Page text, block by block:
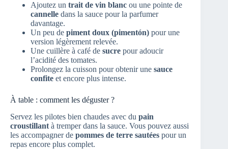
Ajoutez un trait de vin blanc ou une pointe de
cannelle dans la sauce pour la parfumer
davantage.
Un peu de piment doux (pimentón) pour une
version légèrement relevée.
Une cuillère à café de sucre pour adoucir
l’acidité des tomates.
Prolongez la cuisson pour obtenir une sauce
confite et encore plus intense.
À table : comment les déguster ?
Servez les pilotes bien chaudes avec du pain
croustillant à tremper dans la sauce. Vous pouvez aussi
les accompagner de pommes de terre sautées pour un
repas encore plus complet.